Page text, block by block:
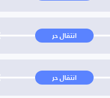
انتقال حر
انتقال حر